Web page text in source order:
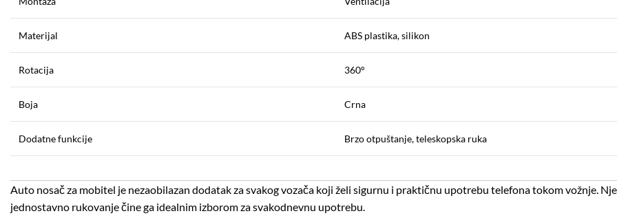
Materijal ABS plastika, silikon
Rotacija 360°
Boja Crna
Dodatne funkcije Brzo otpuštanje, teleskopska ruka
Auto nosač za mobitel je nezaobilazan dodatak za svakog vozača koji želi sigurnu i praktičnu upotrebu telefona tokom vožnje.
jednostavno rukovanje čine ga idealnim izborom za svakodnevnu upotrebu.